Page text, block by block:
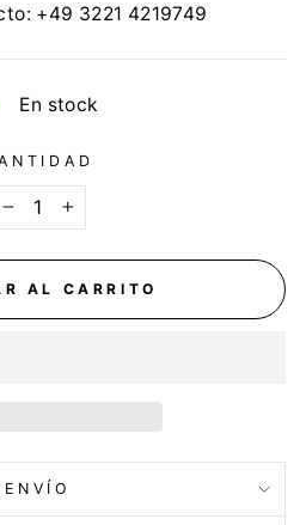
+49 3221 4219749
En stock
+
AL CARRITO
ENVÍO